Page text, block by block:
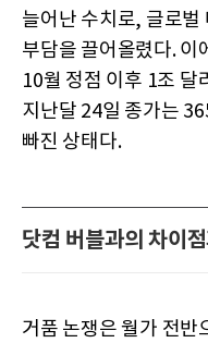
늘어난 수치로, 글로벌
부담을 끌어올렸다. 이
10월 정점 이후 1조 달
지난달 24일 종가는
빠진 상태다.
닷컴 버블과의 차이
거품 논쟁은 월가 전반